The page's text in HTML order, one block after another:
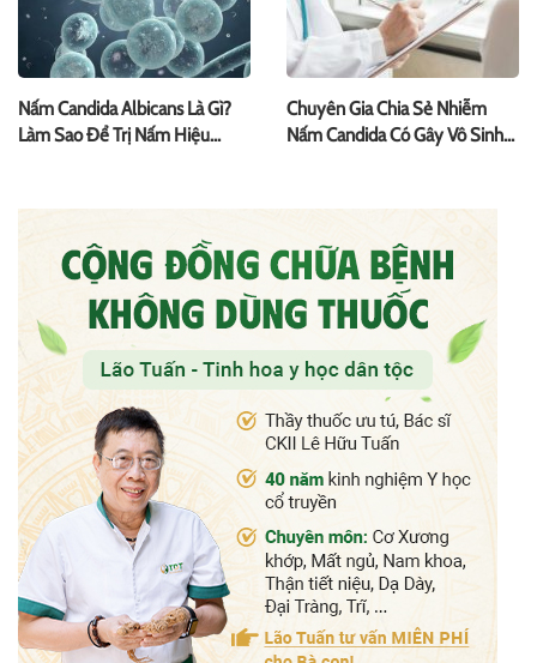
Nấm Candida Albicans Là Gì?
Làm Sao Để Trị Nấm Hiệu
Chuyên Gia Chia Sẻ Nhiễm
Nấm Candida Có Gây Vô Sinh